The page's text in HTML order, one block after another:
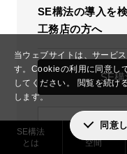
当ウェブサイトは、サービ
す。 Cookieの利用に同意し
してください。
閲覧を続け
します。
同意
SE構法
とは
実現できる
空間
SE構法の導入を
工務店の方へ
SE構